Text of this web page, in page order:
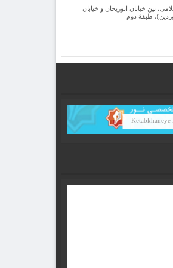
بین خیابان ابوریحان و خیابان